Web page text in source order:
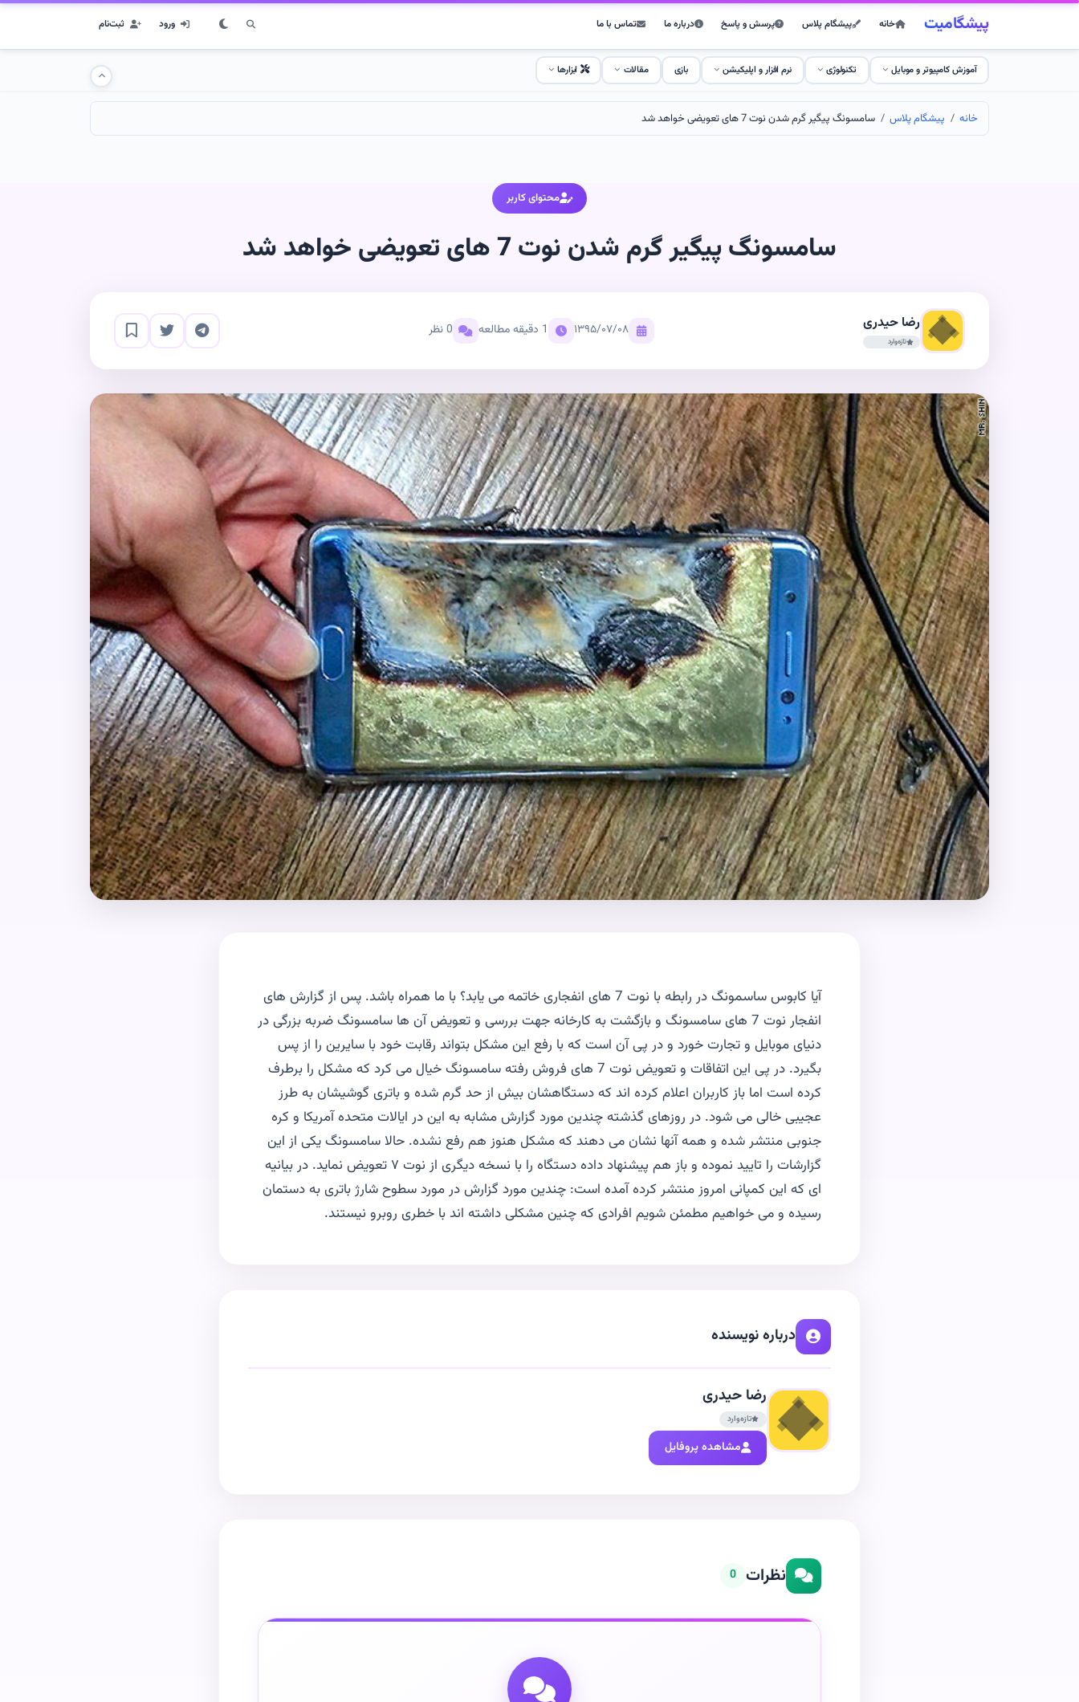
پیشگامیت خانه پیشگام پلاس پرسش و پاسخ درباره ما تماس با ما ورود ثبت‌نام
آموزش کامپیوتر و موبایل تکنولوژی نرم افزار و اپلیکیشن بازی مقالات ابزارها
خانه پیشگام پلاس سامسونگ پیگیر گرم شدن نوت 7 های تعویضی خواهد شد
محتوای کاربر
سامسونگ پیگیر گرم شدن نوت 7 های تعویضی خواهد شد
رضا حیدری
تازه‌وارد
۱۳۹۵/۰۷/۰۸ 1 دقیقه مطالعه 0 نظر
آیا کابوس ساسمونگ در رابطه با نوت 7 های انفجاری خاتمه می یابد؟ با ما همراه باشد. پس از گزارش های
انفجار نوت 7 های سامسونگ و بازگشت به کارخانه جهت بررسی و تعویض آن ها سامسونگ ضربه بزرگی در
دنیای موبایل و تجارت خورد و در پی آن است که با رفع این مشکل بتواند رقابت خود با سایرین را از پس
بگیرد. در پی این اتفاقات و تعویض نوت 7 های فروش رفته سامسونگ خیال می کرد که مشکل را برطرف
کرده است اما باز کاربران اعلام کرده اند که دستگاهشان بیش از حد گرم شده و باتری گوشیشان به طرز
عجیبی خالی می شود. در روزهای گذشته چندین مورد گزارش مشابه به این در ایالات متحده آمریکا و کره
جنوبی منتشر شده و همه آنها نشان می دهند که مشکل هنوز هم رفع نشده. حالا سامسونگ یکی از این
گزارشات را تایید نموده و باز هم پیشنهاد داده دستگاه را با نسخه دیگری از نوت ۷ تعویض نماید. در بیانیه
ای که این کمپانی امروز منتشر کرده آمده است: چندین مورد گزارش در مورد سطوح شارژ باتری به دستمان
رسیده و می خواهیم مطمئن شویم افرادی که چنین مشکلی داشته اند با خطری روبرو نیستند.
درباره نویسنده
رضا حیدری
تازه‌وارد
مشاهده پروفایل
نظرات 0